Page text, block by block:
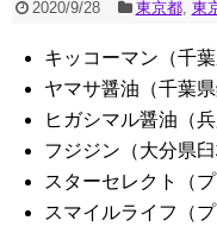
2020/9/28 東京都, 東
キッコーマン（千葉
ヤマサ醤油（千葉県
ヒガシマル醤油（
フジジン（大分県臼
スターセレクト（
スマイルライフ（